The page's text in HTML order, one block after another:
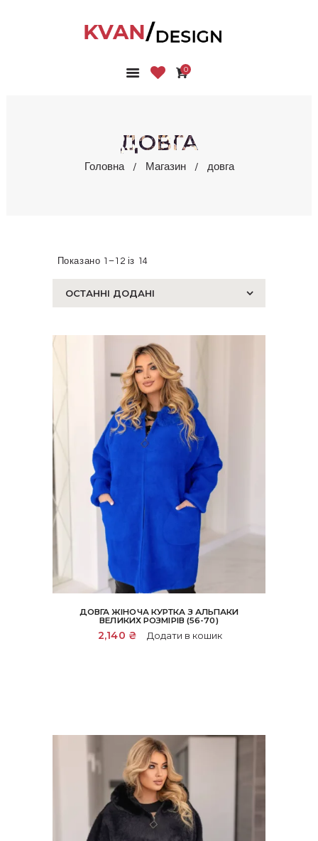
0
ДОВГА
Головна Магазин довга
ГОЛОВНА
ПРО НАС
БЛОГ
Показано 1–12 із 14
ДОВГА ЖІНОЧА КУРТКА З АЛЬПАКИ
ВЕЛИКИХ РОЗМІРІВ (56-70)
2,140 ₴ Додати в кошик